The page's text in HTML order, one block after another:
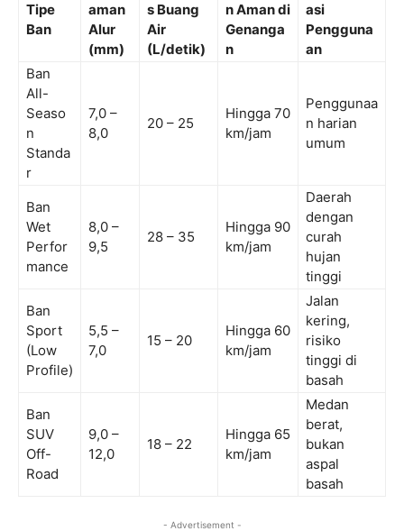
Tipe
Ban
aman
Alur
(mm)
s Buang
Air
(L/detik)
n Aman di
Genanga
n
asi
Pengguna
an
Ban
All-
Seaso
n
Standa
r
7,0 –
8,0
20 – 25
Hingga 70
km/jam
Penggunaa
n harian
umum
Ban
Wet
Perfor
mance
8,0 –
9,5
28 – 35
Hingga 90
km/jam
Daerah
dengan
curah
hujan
tinggi
Ban
Sport
(Low
Profile)
5,5 –
7,0
15 – 20
Hingga 60
km/jam
Jalan
kering,
risiko
tinggi di
basah
Ban
SUV
Off-
Road
9,0 –
12,0
18 – 22
Hingga 65
km/jam
Medan
berat,
bukan
aspal
basah
- Advertisement -